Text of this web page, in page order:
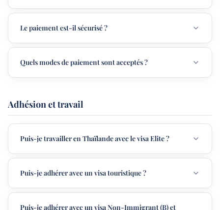
Le paiement est-il sécurisé ?
Quels modes de paiement sont acceptés ?
Adhésion et travail
Puis-je travailler en Thaïlande avec le visa Elite ?
Puis-je adhérer avec un visa touristique ?
Puis-je adhérer avec un visa Non-Immigrant (B) et